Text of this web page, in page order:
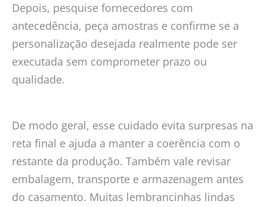
Depois, pesquise fornecedores com
antecedência, peça amostras e confirme se a
personalização desejada realmente pode ser
executada sem comprometer prazo ou
qualidade.
De modo geral, esse cuidado evita surpresas na
reta final e ajuda a manter a coerência com o
restante da produção. Também vale revisar
embalagem, transporte e armazenagem antes
do casamento. Muitas lembrancinhas lindas